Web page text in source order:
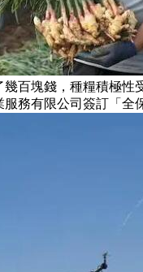
塊錢，種糧積極性
務有限公司簽訂「全